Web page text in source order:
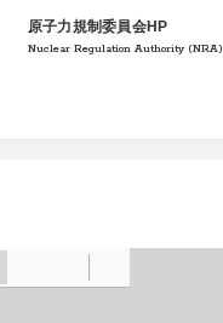
原子力規制委員会HP
Nuclear Regulation Authority (NRA)